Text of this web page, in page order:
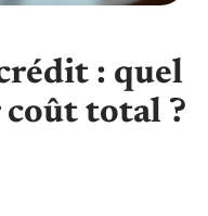
: quel
coût total ?